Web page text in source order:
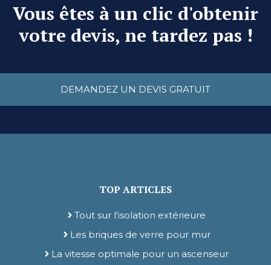
Vous êtes à un clic d'obtenir
votre devis, ne tardez pas !
DEMANDEZ UN DEVIS GRATUIT
TOP ARTICLES
Tout sur l'isolation extérieure
Les briques de verre pour mur
La vitesse optimale pour un ascenseur